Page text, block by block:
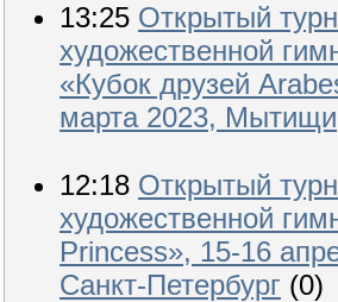
13:25 Открытый
художественной
«Кубок друзей
марта 2023, Мытищи
12:18 Открытый
художественной
Princess», 15-16
Санкт-Петербург (0)